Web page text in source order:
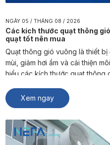
NGÀY 05 / THÁNG 08 / 2026
Các kích thước quạt thông
quạt tốt nên mua
Quạt thông gió vuông là thiết
mùi, giảm hơi ẩm và cải thiện
hiểu các kích thước quạt thông
Quạt thông gió vuông là […]
Xem ngay